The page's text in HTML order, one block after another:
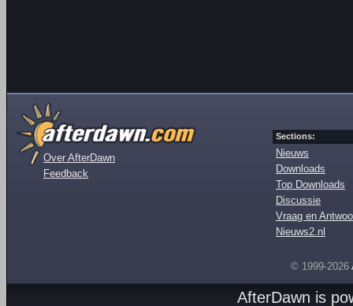
Over AfterDawn
Feedback
Sections:
Nieuws
Downloads
Top Downloads
Discussie
Vraag en
Nieuws2.nl
© 1999-2026
AfterDawn is